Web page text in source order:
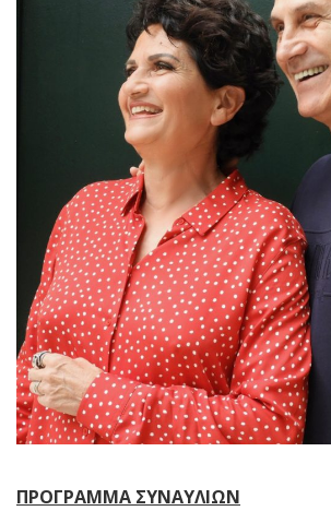
ΠΡΟΓΡΑΜΜΑ ΣΥΝΑΥΛΙΩΝ